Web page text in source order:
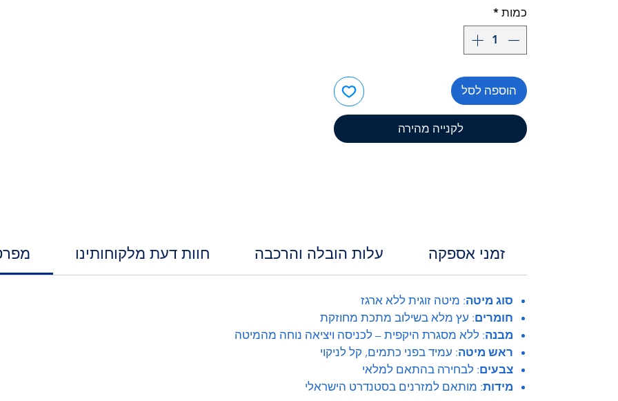
כמות *
הוספה לסל
לקנייה מהירה
חוות דעת מלקוחותינו עלות הובלה והרכבה זמני אספקה
סוג מיטה: מיטה זוגית ללא ארגז
חומרים: עץ מלא בשילוב מתכת מחוזקת
מבנה: ללא מסגרת היקפית – לכניסה ויציאה נוחה מהמיטה
ראש מיטה: עמיד בפני כתמים, קל לניקוי
צבעים: לבחירה בהתאם למלאי
מידות: מותאם למזרנים בסטנדרט הישראלי